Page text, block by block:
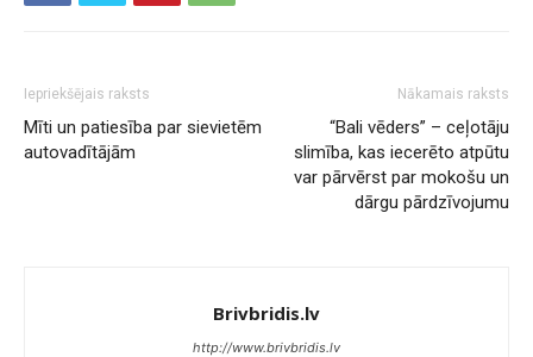
Iepriekšējais raksts
Mīti un patiesība par sievietēm
autovadītājām
Nākamais raksts
“Bali vēders” – ceļotāju
slimība, kas iecerēto atpūtu
var pārvērst par mokošu un
dārgu pārdzīvojumu
Brivbridis.lv
http://www.brivbridis.lv